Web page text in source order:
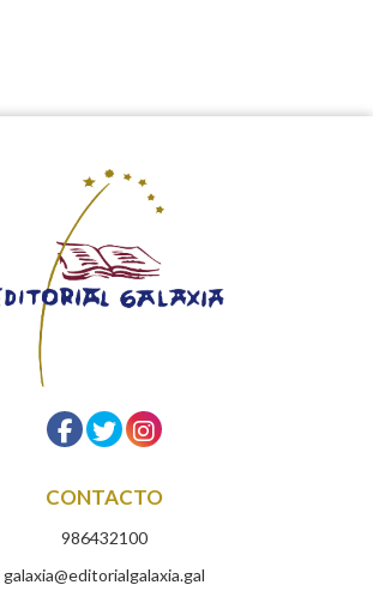
CONTACTO
986432100
galaxia@editorialgalaxia.gal